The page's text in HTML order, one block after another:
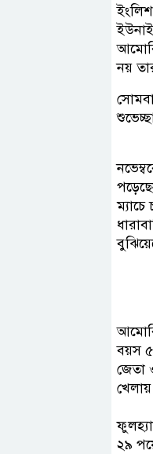
নয়
বয়স
জেতা
২৯